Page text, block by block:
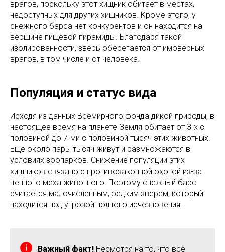
врагов, поскольку этот хищник обитает в местах,
недоступных для других хищников. Кроме этого, у
снежного барса нет конкурентов и он находится на
вершине пищевой пирамиды. Благодаря такой
изолированности, зверь оберегается от имоверных
врагов, в том числе и от человека.
Популяция и статус вида
Исходя из данных Всемирного фонда дикой природы, в
настоящее время на планете Земля обитает от 3-х с
половиной до 7-ми с половиной тысяч этих животных.
Еще около пары тысяч живут и размножаются в
условиях зоопарков. Снижение популяции этих
хищников связано с противозаконной охотой из-за
ценного меха животного. Поэтому снежный барс
считается малочисленным, редким зверем, который
находится под угрозой полного исчезновения.
Важный факт! Несмотря на то, что все